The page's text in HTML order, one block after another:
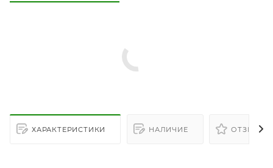
ХАРАКТЕРИСТИКИ НАЛИЧИЕ ОТЗЫВЫ